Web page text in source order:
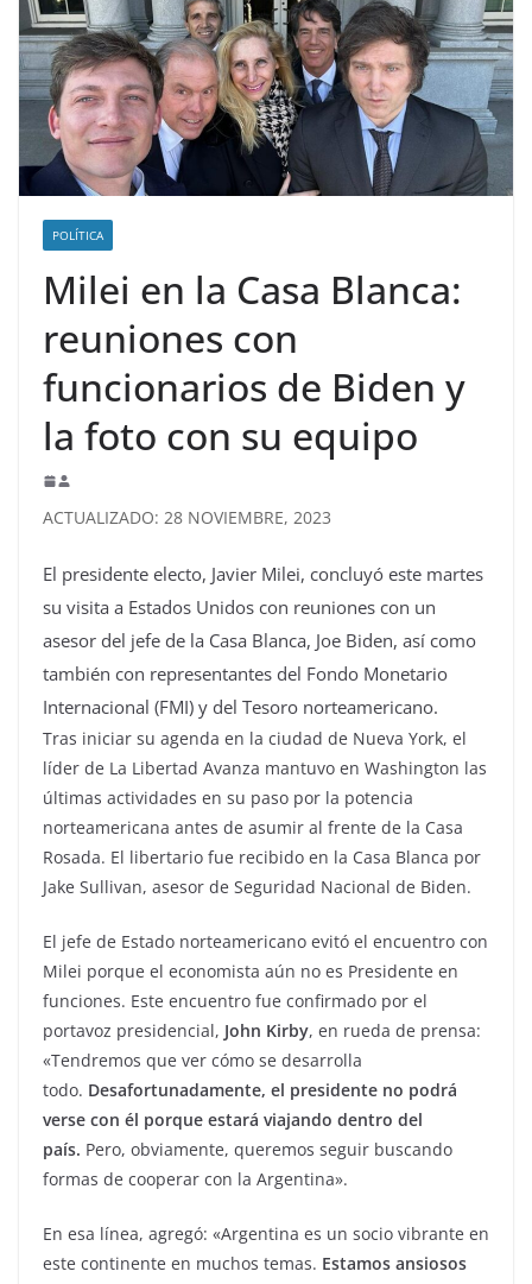
POLÍTICA
Milei en la Casa Blanca:
reuniones con
funcionarios de Biden y
la foto con su equipo
ACTUALIZADO: 28 NOVIEMBRE, 2023
El presidente electo, Javier Milei, concluyó este martes
su visita a Estados Unidos con reuniones con un
asesor del jefe de la Casa Blanca, Joe Biden, así como
también con representantes del Fondo Monetario
Internacional (FMI) y del Tesoro norteamericano.
Tras iniciar su agenda en la ciudad de Nueva York, el
líder de La Libertad Avanza mantuvo en Washington las
últimas actividades en su paso por la potencia
norteamericana antes de asumir al frente de la Casa
Rosada. El libertario fue recibido en la Casa Blanca por
Jake Sullivan, asesor de Seguridad Nacional de Biden.
El jefe de Estado norteamericano evitó el encuentro con
Milei porque el economista aún no es Presidente en
funciones. Este encuentro fue confirmado por el
portavoz presidencial, John Kirby, en rueda de prensa:
«Tendremos que ver cómo se desarrolla
todo. Desafortunadamente, el presidente no podrá
verse con él porque estará viajando dentro del
país. Pero, obviamente, queremos seguir buscando
formas de cooperar con la Argentina».
En esa línea, agregó: «Argentina es un socio vibrante en
este continente en muchos temas. Estamos ansiosos